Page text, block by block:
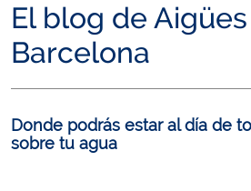
El blog de
Barcelona
Donde podrás estar al día de
sobre tu agua